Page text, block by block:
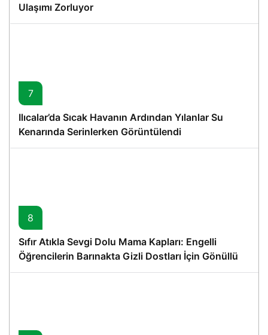
Ulaşımı Zorluyor
7
Ilıcalar’da Sıcak Havanın Ardından Yılanlar Su
Kenarında Serinlerken Görüntülendi
8
Sıfır Atıkla Sevgi Dolu Mama Kapları: Engelli
Öğrencilerin Barınakta Gizli Dostları İçin Gönüllü
Proje